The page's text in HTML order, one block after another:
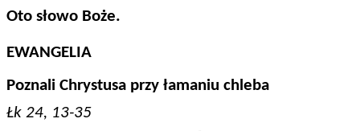
Oto słowo Boże.
EWANGELIA
Poznali Chrystusa przy łamaniu chleba
Łk 24, 13-35